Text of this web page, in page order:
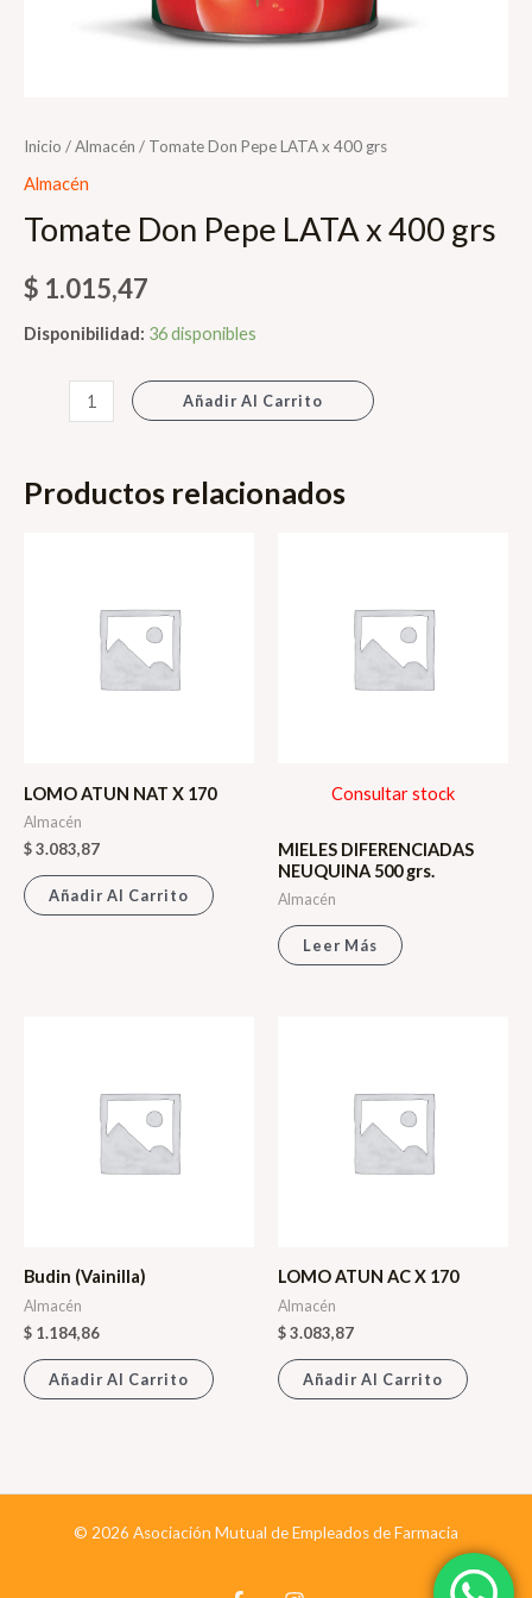
Inicio /Almacén / Tomate Don Pepe LATA x 400 grs
Almacén
Tomate Don Pepe LATA x 400 grs
$ 1.015,47
Disponibilidad: 36 disponibles
LATA
Añadir Al Carrito
Productos relacionados
LOMO ATUN NAT X 170
Almacén
$3.083,87
Añadir Al Carrito
Consultar stock
MIELES DIFERENCIADAS
NEUQUINA 500 grs.
Almacén
Leer Más
Budin (Vainilla)
Almacén
$ 1.184,86
Añadir Al Carrito
LOMO ATUN AC X 170
Almacén
$3.083,87
Añadir Al Carrito
© 2026 Asociación Mutual de Empleados de Farmacia